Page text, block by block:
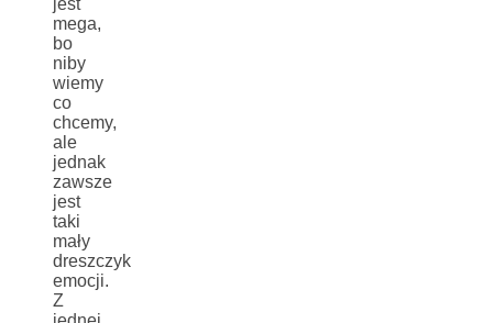
mega,
bo
niby
wiemy
co
chcemy,
ale
jednak
zawsze
jest
taki
mały
dreszczyk
emocji.
Z